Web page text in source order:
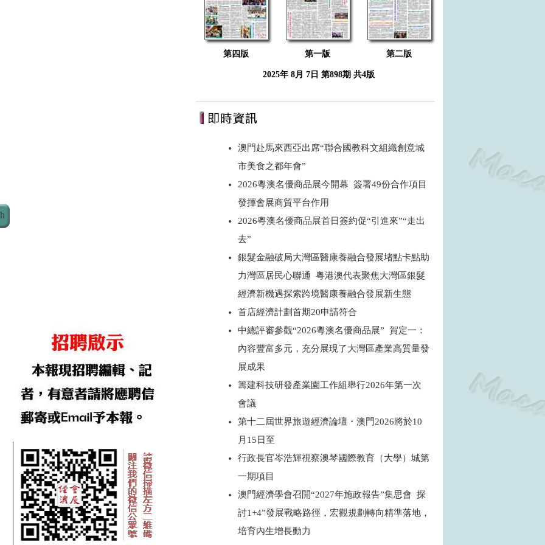
第四版 第一版 第二版
2025年 8月 7日 第898期 共4版
澳門赴馬來西亞出席“聯合國教科文組織創意城
市美食之都年會”
2026粵澳名優商品展今開幕 簽署49份合作項目
發揮會展商貿平台作用
2026粵澳名優商品展首日簽約促“引進來”“走出
去”
銀髮金融破局大灣區醫康養融合發展堵點卡點助
力灣區居民心聯通 粵港澳代表聚焦大灣區銀髮
經濟新機遇探索跨境醫康養融合發展新生態
首店經濟計劃首期20申請符合
中總評審參觀“2026粵澳名優商品展” 賀定一：
內容豐富多元，充分展現了大灣區產業高質量發
展成果
籌建科技研發產業園工作組舉行2026年第一次
會議
第十二屆世界旅遊經濟論壇・澳門2026將於10
月15日至
行政長官岑浩輝視察澳琴國際教育（大學）城第
一期項目
澳門經濟學會召開“2027年施政報告”集思會 探
討1+4”發展戰略路徑，宏觀規劃轉向精準落地，
培育內生增長動力